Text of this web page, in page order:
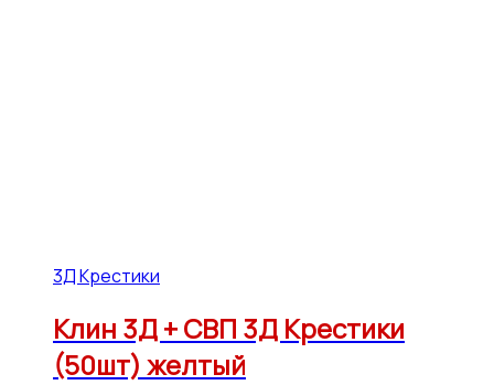
3Д Крестики
Клин 3Д + СВП 3Д Крестики
(50шт) желтый